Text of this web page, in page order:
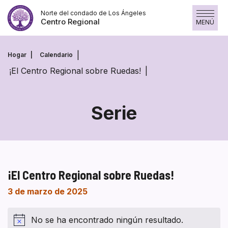
Saltar
contenido
Norte del condado de Los Ángeles
Centro Regional MENÚ
Hogar Calendario
¡El Centro Regional sobre Ruedas!
Serie
¡El Centro Regional sobre Ruedas!
3 de marzo de 2025
No se ha encontrado ningún resultado.